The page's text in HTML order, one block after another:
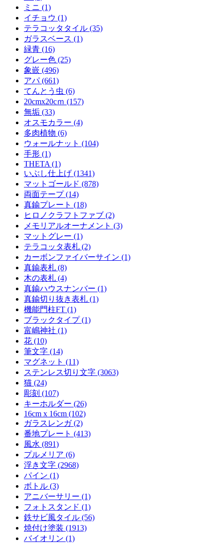
ミニ (1)
イチョウ (1)
テラコッタタイル (35)
ガラスベース (1)
緑青 (16)
グレー色 (25)
象嵌 (496)
アパ (661)
てんとう虫 (6)
20cmx20cｍ (157)
無垢 (33)
オスモカラー (4)
多肉植物 (6)
ウォールナット (104)
手形 (1)
THETA (1)
いぶし仕上げ (1341)
マットゴールド (878)
両面テープ (14)
真鍮プレート (18)
ヒロノクラフトファブ (2)
メモリアルオーナメント (3)
マットグレー (1)
テラコッタ表札 (2)
カーボンファイバーサイン (1)
真鍮表札 (8)
木の表札 (4)
真鍮ハウスナンバー (1)
真鍮切り抜き表札 (1)
機能門柱FT (1)
ブラックタイプ (1)
富嶋神社 (1)
花 (10)
筆文字 (14)
マグネット (11)
ステンレス切り文字 (3063)
猫 (24)
彫刻 (107)
キーホルダー (26)
16cm x 16cm (102)
ガラスレンガ (2)
番地プレート (413)
風水 (891)
プルメリア (6)
浮き文字 (2968)
パイン (1)
ボトル (3)
アニバーサリー (1)
フォトスタンド (1)
鉄サビ風タイル (56)
焼付け塗装 (1913)
バイオリン (1)